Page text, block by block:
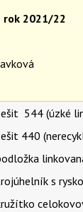
rok 2021/22
544 (úzké
440
s